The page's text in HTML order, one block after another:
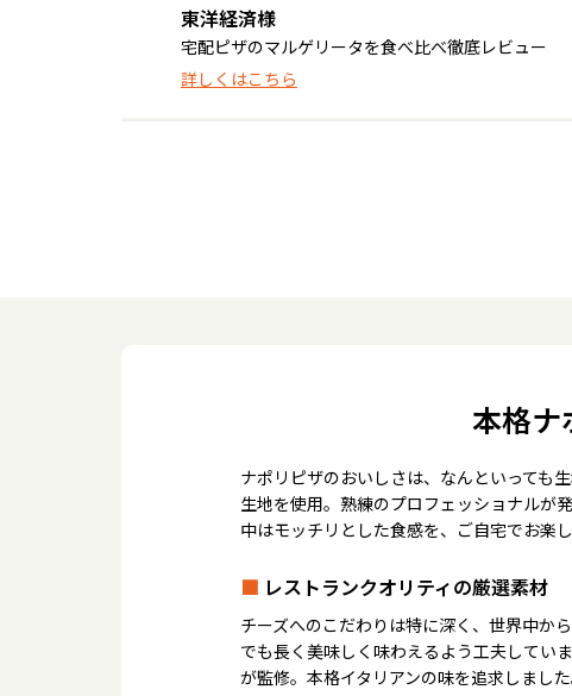
東洋経済様
宅配ピザのマルゲリータを食べ比べ徹底レビュー
詳しくはこちら
本格ナ
ナポリピザのおいしさは、なんといっても
生地を使用。熟練のプロフェッショナルが
中はモッチリとした食感を、ご自宅でお楽し
■ レストランクオリティの厳選素材
チーズへのこだわりは特に深く、世界中か
でも長く美味しく味わえるよう工夫してい
が監修。本格イタリアンの味を追求しました